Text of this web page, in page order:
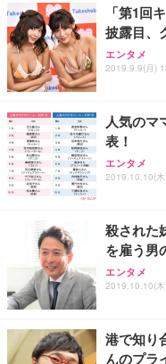
「第1回
披露目、
エンタメ
2019.9.9(月)
人気のマ
表！
エンタメ
2019.10.10(
殺された
を雇う男
エンタメ
2019.10.10(
港で知り
んのプラ